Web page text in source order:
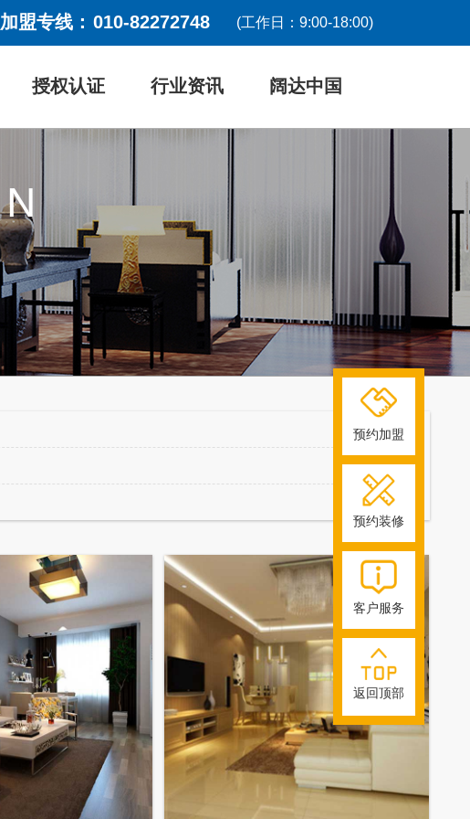
加盟专线： 010-82272748 (工作日：9:00-18:00)
授权认证 行业资讯 阔达中国
预约加盟
预约装修
客户服务
返回顶部